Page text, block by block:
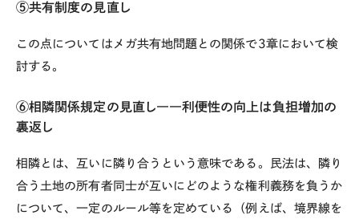
⑤共有制度の見直し
この点についてはメガ共有地問題との関係で3章において検
討する。
⑥相隣関係規定の見直し――利便性の向上は負担増加の
裏返し
相隣とは、互いに隣り合うという意味である。民法は、隣り
合う土地の所有者同士が互いにどのような権利義務を負うか
について、一定のルール等を定めている（例えば、境界線を